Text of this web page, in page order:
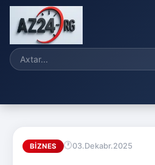
BIZNES 03.Dekabr.2025